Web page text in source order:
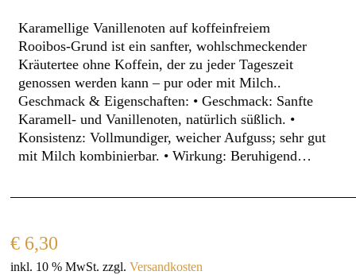
Karamellige Vanillenoten auf koffeinfreiem
Rooibos‑Grund ist ein sanfter, wohlschmeckender
Kräutertee ohne Koffein, der zu jeder Tageszeit
genossen werden kann – pur oder mit Milch..
Geschmack & Eigenschaften: • Geschmack: Sanfte
Karamell‑ und Vanillenoten, natürlich süßlich. •
Konsistenz: Vollmundiger, weicher Aufguss; sehr gut
mit Milch kombinierbar. • Wirkung: Beruhigend…
€ 6,30
inkl. 10 % MwSt. zzgl.Versandkosten